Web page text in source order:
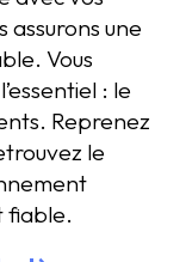
assurons une
Vous
: le
Reprenez
le
fiable.